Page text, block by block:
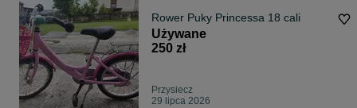
Rower Puky Princessa 18 cali
Używane
250 zł
Przysiecz
29 lipca 2026